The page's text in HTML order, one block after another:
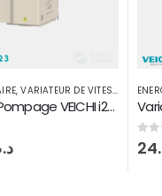
,VARIATEUR DE VITESSE
Variateur VEICHI i23 75 kW; Entrée DC MPPT sortie 3PH380V
0sur